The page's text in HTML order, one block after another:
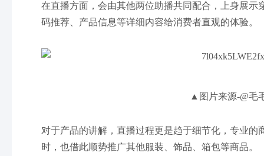
在直播方面，会由其他两位助播共同配合，上身展
码推荐、产品信息等详细内容给消费者直观的体验。
▲图片来源-@毛
对于产品的讲解，直播过程更是趋于细节化，专业
时，也借此顺势推广其他服装、饰品、箱包等商品。